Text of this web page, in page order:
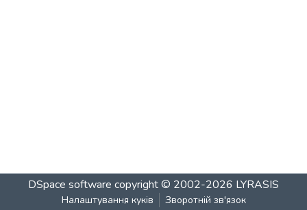
DSpace software copyright © 2002-2026 LYRASIS
Налаштування куків Зворотній зв'язок